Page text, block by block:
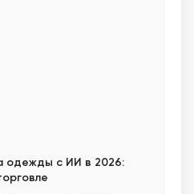
одежды с ИИ в 2026: